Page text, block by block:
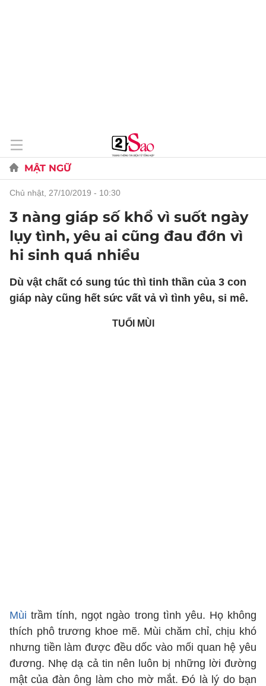
MẬT NGỮ
chủ nhật, 27/10/2019 - 10:30
3 nàng giáp số khổ vì suốt ngày
lụy tình, yêu ai cũng đau đớn vì
hi sinh quá nhiều
Dù vật chất có sung túc thì tinh thần của 3 con
giáp này cũng hết sức vất vả vì tình yêu, si mê.
TUỔI MÙI
Mùi trầm tính, ngọt ngào trong tình yêu. Họ không
thích phô trương khoe mẽ. Mùi chăm chỉ, chịu khó
nhưng tiền làm được đều dốc vào mối quan hệ yêu
đương. Nhẹ dạ cả tin nên luôn bị những lời đường
mật của đàn ông làm cho mờ mắt. Đó là lý do bạn